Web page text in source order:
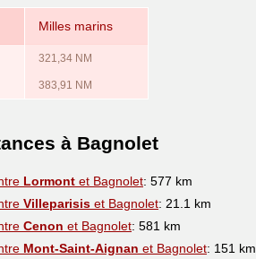
Milles marins
321,34 NM
383,91 NM
à Bagnolet
Lormont et Bagnolet: 577 km
Villeparisis et Bagnolet: 21.1 km
Cenon et Bagnolet: 581 km
Mont-Saint-Aignan et Bagnolet: 151 km